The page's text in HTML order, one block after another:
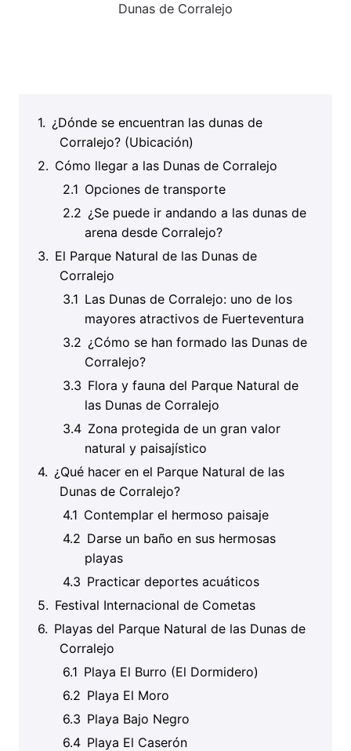
Dunas de Corralejo
¿Dónde se encuentran las dunas de
Corralejo? (Ubicación)
Cómo llegar a las Dunas de Corralejo
Opciones de transporte
¿Se puede ir andando a las dunas de
arena desde Corralejo?
El Parque Natural de las Dunas de
Corralejo
Las Dunas de Corralejo: uno de los
mayores atractivos de Fuerteventura
¿Cómo se han formado las Dunas de
Corralejo?
Flora y fauna del Parque Natural de
las Dunas de Corralejo
Zona protegida de un gran valor
natural y paisajístico
¿Qué hacer en el Parque Natural de las
Dunas de Corralejo?
Contemplar el hermoso paisaje
Darse un baño en sus hermosas
playas
Practicar deportes acuáticos
Festival Internacional de Cometas
Playas del Parque Natural de las Dunas de
Corralejo
Playa El Burro (El Dormidero)
Playa El Moro
Playa Bajo Negro
Playa El Caserón